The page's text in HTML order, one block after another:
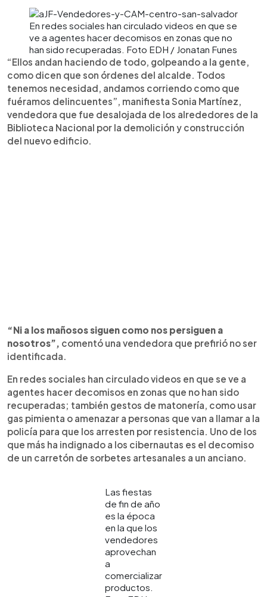
En redes sociales han circulado videos en que se
ve a agentes hacer decomisos en zonas que no
han sido recuperadas. Foto EDH / Jonatan Funes
“Ellos andan haciendo de todo, golpeando a la gente,
como dicen que son órdenes del alcalde. Todos
tenemos necesidad, andamos corriendo como que
fuéramos delincuentes”, manifiesta Sonia Martínez,
vendedora que fue desalojada de los alrededores de la
Biblioteca Nacional por la demolición y construcción
del nuevo edificio.
“Ni a los mañosos siguen como nos persiguen a
nosotros”, comentó una vendedora que prefirió no ser
identificada.
En redes sociales han circulado videos en que se ve a
agentes hacer decomisos en zonas que no han sido
recuperadas; también gestos de matonería, como usar
gas pimienta o amenazar a personas que van a llamar a la
policía para que los arresten por resistencia. Uno de los
que más ha indignado a los cibernautas es el decomiso
de un carretón de sorbetes artesanales a un anciano.
Las fiestas
de fin de año
es la época
en la que los
vendedores
aprovechan
a
comercializar
productos.